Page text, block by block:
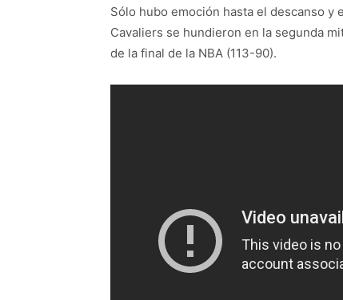
Sólo hubo emoción hasta el descanso y
Cavaliers se hundieron en la segunda
de la final de la NBA (113-90).